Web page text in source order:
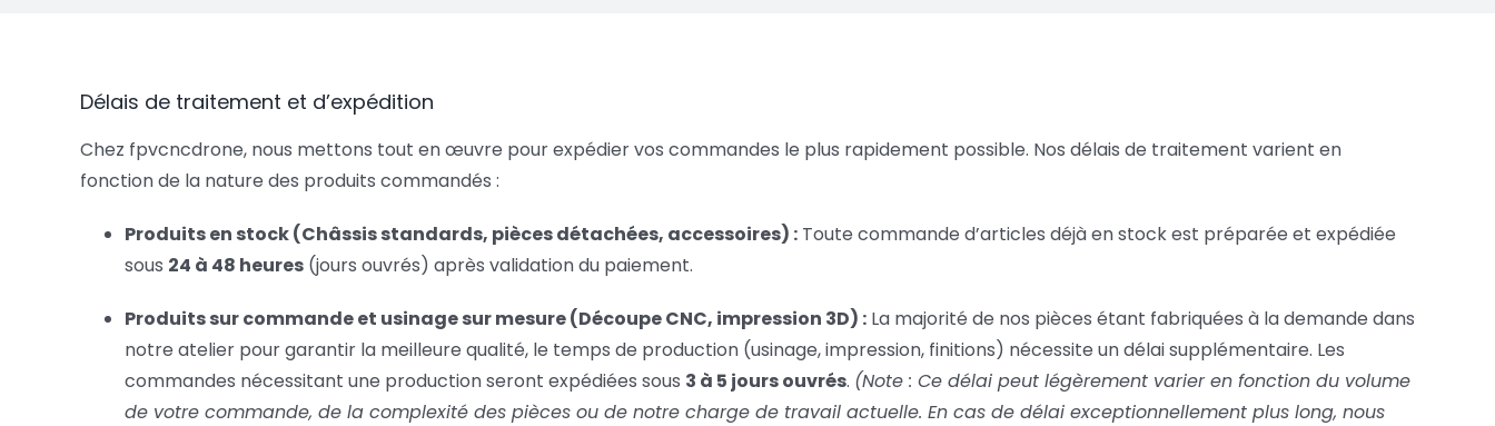
Délais de traitement et d’expédition
Chez fpvcncdrone, nous mettons tout en œuvre pour expédier vos commandes le plus rapidement possible. Nos délais de traitement varient en
fonction de la nature des produits commandés :
Produits en stock (Châssis standards, pièces détachées, accessoires) :Toute commande d’articles déjà en stock est préparée et expédiée
sous 24 à 48 heures(jours ouvrés) après validation du paiement.
Produits sur commande et usinage sur mesure (Découpe CNC, impression 3D) :La majorité de nos pièces étant fabriquées à la demande dans
notre atelier pour garantir la meilleure qualité, le temps de production (usinage, impression, finitions) nécessite un délai supplémentaire. Les
commandes nécessitant une production seront expédiées sous 3 à 5 jours ouvrés. (Note : Ce délai peut légèrement varier en fonction du volume
de votre commande, de la complexité des pièces ou de notre charge de travail actuelle. En cas de délai exceptionnellement plus long, nous